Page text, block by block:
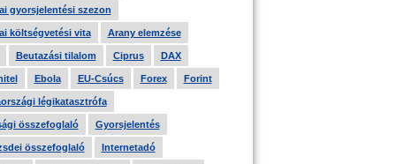
gyorsjelentési szezon
költségvetési vita Arany elemzése
Beutazási tilalom Ciprus DAX
Ebola EU-Csúcs Forex Forint
légikatasztrófa
összefoglaló Gyorsjelentés
összefoglaló Internetadó